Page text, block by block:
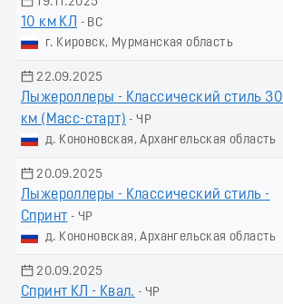
10 км КЛ
- ВС
г. Кировск, Мурманская область
22.09.2025
Лыжероллеры - Классический стиль 30
км (Масс-старт) - ЧР
д. Кононовская, Архангельская область
20.09.2025
Лыжероллеры - Классический стиль -
Спринт - ЧР
д. Кононовская, Архангельская область
20.09.2025
Спринт КЛ - Квал. - ЧР